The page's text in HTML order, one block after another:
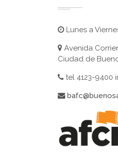
Lunes a
Avenida
Ciudad de
tel 4123-9400